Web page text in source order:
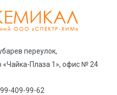
переулок,
«Чайка-Плаза 1», офис № 24
409-99-62